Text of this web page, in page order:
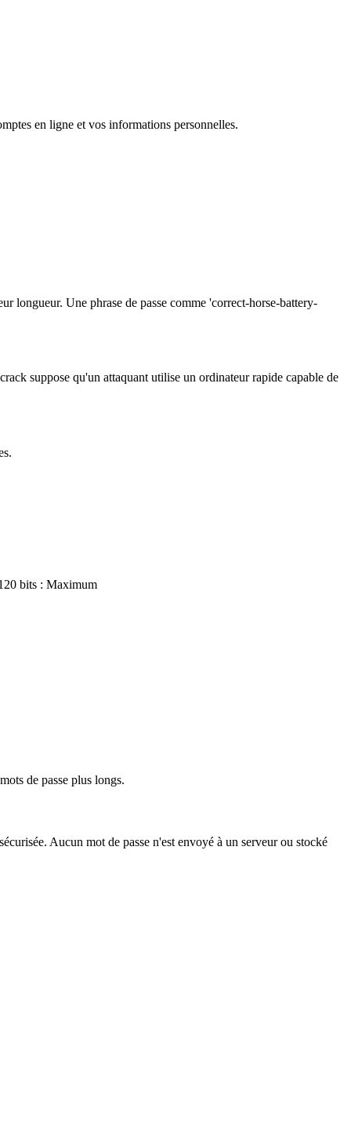
en ligne et vos informations personnelles.
longueur. Une phrase de passe comme 'correct-horse-battery-
suppose qu'un attaquant utilise un ordinateur rapide capable de
bits : Maximum
de passe plus longs.
Aucun mot de passe n'est envoyé à un serveur ou stocké